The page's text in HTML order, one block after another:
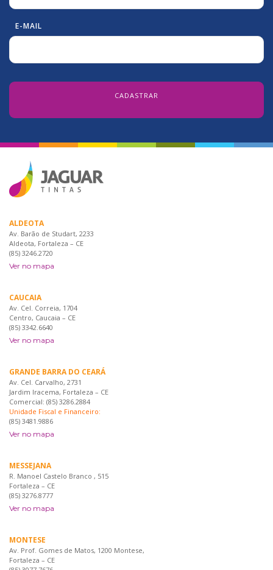
E-MAIL
ALDEOTA
Av. Barão de Studart, 2233
Aldeota, Fortaleza – CE
(85) 3246.2720
Ver no mapa
CAUCAIA
Av. Cel. Correia, 1704
Centro, Caucaia – CE
(85) 3342.6640
Ver no mapa
GRANDE BARRA DO CEARÁ
Av. Cel. Carvalho, 2731
Jardim Iracema, Fortaleza – CE
Comercial: (85) 3286.2884
Unidade Fiscal e Financeiro:
(85) 3481.9886
Ver no mapa
MESSEJANA
R. Manoel Castelo Branco , 515
Fortaleza – CE
(85) 3276.8777
Ver no mapa
MONTESE
Av. Prof. Gomes de Matos, 1200 Montese,
Fortaleza – CE